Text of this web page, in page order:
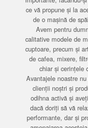
ce vă propune și la
de o mașină de
Avem pentru
calitative modele de
cuptoare, precum și
de cafea, mixere,
chiar și cerințele
Avantajele noastre
clienții noștri și
odihna activă și
dacă doriți să vă
performante, dar și